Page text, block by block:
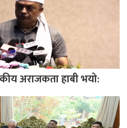
अराजकता हाबी भयो: